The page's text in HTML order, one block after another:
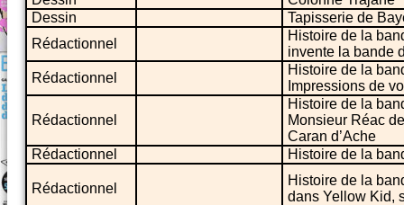
Dessin
Tapisserie de
Rédactionnel
Histoire de la
invente la bande
Rédactionnel
Histoire de la
Impressions de
Rédactionnel
Histoire de la
Monsieur Réac
Caran d’Ache
Rédactionnel
Histoire de la
Rédactionnel
Histoire de la
dans Yellow Kid,